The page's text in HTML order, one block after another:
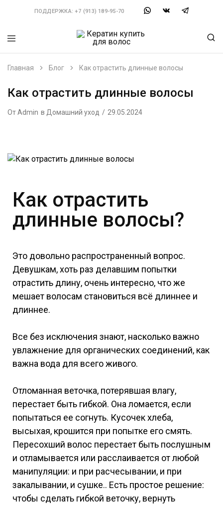
ПОДДЕРЖКА:+7 (913) 189-95-70
для
волос
состав
по
волос.
Большой
составов,
купить?
Главная Блог Как отрастить длинные волосы
Как отрастить длинные волосы
ОтAdmin в Домашний уход 29.05.2024
Как отрастить
длинные волосы?
Это довольно распространенный вопрос.
Девушкам, хоть раз делавшим попытки
отрастить длину, очень интересно, что же
мешает волосам становиться всё длиннее и
длиннее.
Все без исключения знают, насколько важно
увлажнение для органических соединений, как
важна вода для всего живого.
Отломанная веточка, потерявшая влагу,
перестает быть гибкой. Она ломается, если
попытаться ее согнуть. Кусочек хлеба,
высыхая, крошится при попытке его смять.
Пересохший волос перестает быть послушным
и отламывается или расслаивается от любой
манипуляции: и при расчесывании, и при
закалывании, и сушке.. Есть простое решение:
чтобы сделать гибкой веточку, вернуть